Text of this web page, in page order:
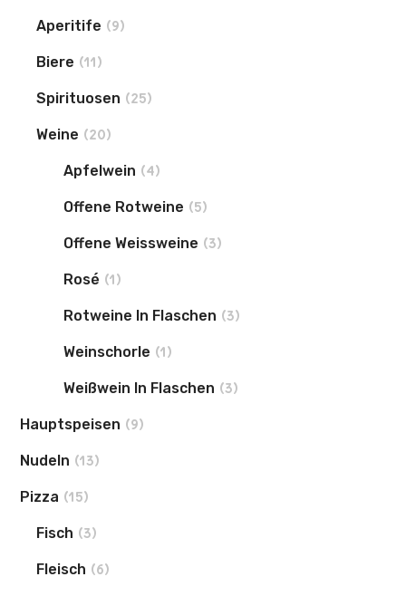
Aperitife (9)
Biere (11)
Spirituosen (25)
Weine (20)
Apfelwein (4)
Offene Rotweine (5)
Offene Weissweine (3)
Rosé (1)
Rotweine In Flaschen (3)
Weinschorle (1)
Weißwein In Flaschen (3)
Hauptspeisen (9)
Nudeln (13)
Pizza (15)
Fisch (3)
Fleisch (6)